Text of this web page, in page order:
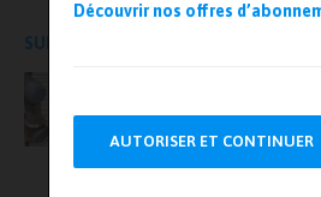
Découvrir nos offres
AUTORISER ET CONTINUER
SUR LE MÊME SUJET
L’agilité d’une
Série F : focus sur